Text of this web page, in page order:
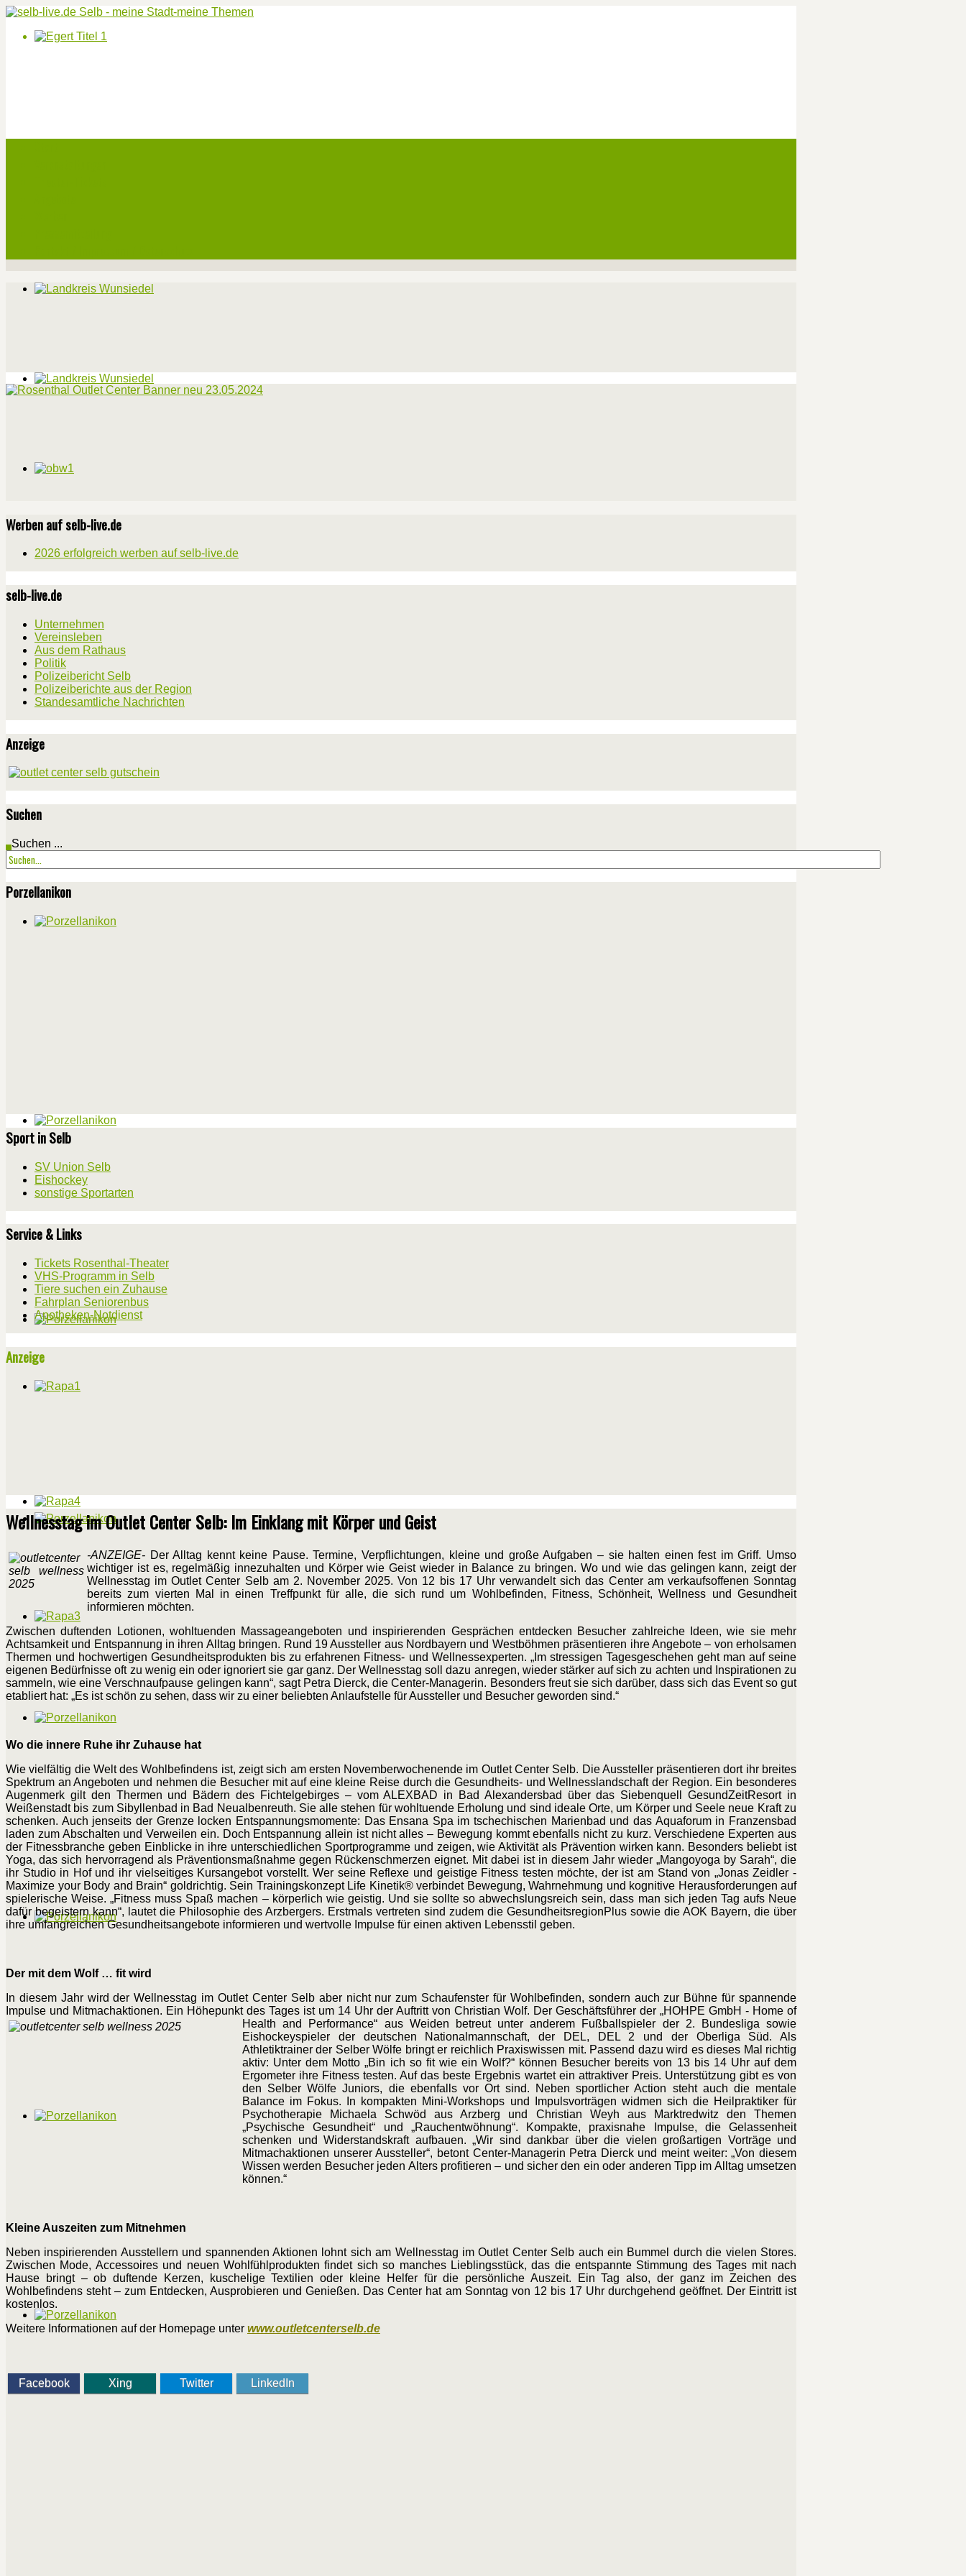
Werben auf selb-live.de
2026 erfolgreich werben auf selb-live.de
selb-live.de
Unternehmen
Vereinsleben
Aus dem Rathaus
Politik
Polizeibericht Selb
Polizeiberichte aus der Region
Standesamtliche Nachrichten
Anzeige
Suchen
Suchen ...
Porzellanikon
Sport in Selb
SV Union Selb
Eishockey
sonstige Sportarten
Service & Links
Tickets Rosenthal-Theater
VHS-Programm in Selb
Tiere suchen ein Zuhause
Fahrplan Seniorenbus
Apotheken-Notdienst
Anzeige
Wellnesstag im Outlet Center Selb: Im Einklang mit Körper und Geist
-ANZEIGE- Der Alltag kennt keine Pause. Termine, Verpflichtungen, kleine und große Aufgaben – sie halten einen fest im Griff. Umso
wichtiger ist es, regelmäßig innezuhalten und Körper wie Geist wieder in Balance zu bringen. Wo und wie das gelingen kann, zeigt der
Wellnesstag im Outlet Center Selb am 2. November 2025. Von 12 bis 17 Uhr verwandelt sich das Center am verkaufsoffenen Sonntag
bereits zum vierten Mal in einen Treffpunkt für alle, die sich rund um Wohlbefinden, Fitness, Schönheit, Wellness und Gesundheit
informieren möchten.
Zwischen duftenden Lotionen, wohltuenden Massageangeboten und inspirierenden Gesprächen entdecken Besucher zahlreiche Ideen, wie sie mehr
Achtsamkeit und Entspannung in ihren Alltag bringen. Rund 19 Aussteller aus Nordbayern und Westböhmen präsentieren ihre Angebote – von erholsamen
Thermen und hochwertigen Gesundheitsprodukten bis zu erfahrenen Fitness- und Wellnessexperten. „Im stressigen Tagesgeschehen geht man auf seine
eigenen Bedürfnisse oft zu wenig ein oder ignoriert sie gar ganz. Der Wellnesstag soll dazu anregen, wieder stärker auf sich zu achten und Inspirationen zu
sammeln, wie eine Verschnaufpause gelingen kann“, sagt Petra Dierck, die Center-Managerin. Besonders freut sie sich darüber, dass sich das Event so gut
etabliert hat: „Es ist schön zu sehen, dass wir zu einer beliebten Anlaufstelle für Aussteller und Besucher geworden sind.“
Wo die innere Ruhe ihr Zuhause hat
Wie vielfältig die Welt des Wohlbefindens ist, zeigt sich am ersten Novemberwochenende im Outlet Center Selb. Die Aussteller präsentieren dort ihr breites
Spektrum an Angeboten und nehmen die Besucher mit auf eine kleine Reise durch die Gesundheits- und Wellnesslandschaft der Region. Ein besonderes
Augenmerk gilt den Thermen und Bädern des Fichtelgebirges – vom ALEXBAD in Bad Alexandersbad über das Siebenquell GesundZeitResort in
Weißenstadt bis zum Sibyllenbad in Bad Neualbenreuth. Sie alle stehen für wohltuende Erholung und sind ideale Orte, um Körper und Seele neue Kraft zu
schenken. Auch jenseits der Grenze locken Entspannungsmomente: Das Ensana Spa im tschechischen Marienbad und das Aquaforum in Franzensbad
laden zum Abschalten und Verweilen ein. Doch Entspannung allein ist nicht alles – Bewegung kommt ebenfalls nicht zu kurz. Verschiedene Experten aus
der Fitnessbranche geben Einblicke in ihre unterschiedlichen Sportprogramme und zeigen, wie Aktivität als Prävention wirken kann. Besonders beliebt ist
Yoga, das sich hervorragend als Präventionsmaßnahme gegen Rückenschmerzen eignet. Mit dabei ist in diesem Jahr wieder „Mangoyoga by Sarah“, die
ihr Studio in Hof und ihr vielseitiges Kursangebot vorstellt. Wer seine Reflexe und geistige Fitness testen möchte, der ist am Stand von „Jonas Zeidler -
Maximize your Body and Brain“ goldrichtig. Sein Trainingskonzept Life Kinetik® verbindet Bewegung, Wahrnehmung und kognitive Herausforderungen auf
spielerische Weise. „Fitness muss Spaß machen – körperlich wie geistig. Und sie sollte so abwechslungsreich sein, dass man sich jeden Tag aufs Neue
dafür begeistern kann“, lautet die Philosophie des Arzbergers. Erstmals vertreten sind zudem die GesundheitsregionPlus sowie die AOK Bayern, die über
ihre umfangreichen Gesundheitsangebote informieren und wertvolle Impulse für einen aktiven Lebensstil geben.
Der mit dem Wolf … fit wird
In diesem Jahr wird der Wellnesstag im Outlet Center Selb aber nicht nur zum Schaufenster für Wohlbefinden, sondern auch zur Bühne für spannende
Impulse und Mitmachaktionen. Ein Höhepunkt des Tages ist um 14 Uhr der Auftritt von Christian Wolf. Der Geschäftsführer der „HOHPE GmbH - Home of
Health and Performance“ aus Weiden betreut unter anderem Fußballspieler der 2. Bundesliga sowie
Eishockeyspieler der deutschen Nationalmannschaft, der DEL, DEL 2 und der Oberliga Süd. Als
Athletiktrainer der Selber Wölfe bringt er reichlich Praxiswissen mit. Passend dazu wird es dieses Mal richtig
aktiv: Unter dem Motto „Bin ich so fit wie ein Wolf?“ können Besucher bereits von 13 bis 14 Uhr auf dem
Ergometer ihre Fitness testen. Auf das beste Ergebnis wartet ein attraktiver Preis. Unterstützung gibt es von
den Selber Wölfe Juniors, die ebenfalls vor Ort sind. Neben sportlicher Action steht auch die mentale
Balance im Fokus. In kompakten Mini-Workshops und Impulsvorträgen widmen sich die Heilpraktiker für
Psychotherapie Michaela Schwöd aus Arzberg und Christian Weyh aus Marktredwitz den Themen
„Psychische Gesundheit“ und „Rauchentwöhnung“. Kompakte, praxisnahe Impulse, die Gelassenheit
schenken und Widerstandskraft aufbauen. „Wir sind dankbar über die vielen großartigen Vorträge und
Mitmachaktionen unserer Aussteller“, betont Center-Managerin Petra Dierck und meint weiter: „Von diesem
Wissen werden Besucher jeden Alters profitieren – und sicher den ein oder anderen Tipp im Alltag umsetzen
können.“
Kleine Auszeiten zum Mitnehmen
Neben inspirierenden Ausstellern und spannenden Aktionen lohnt sich am Wellnesstag im Outlet Center Selb auch ein Bummel durch die vielen Stores.
Zwischen Mode, Accessoires und neuen Wohlfühlprodukten findet sich so manches Lieblingsstück, das die entspannte Stimmung des Tages mit nach
Hause bringt – ob duftende Kerzen, kuschelige Textilien oder kleine Helfer für die persönliche Auszeit. Ein Tag also, der ganz im Zeichen des
Wohlbefindens steht – zum Entdecken, Ausprobieren und Genießen. Das Center hat am Sonntag von 12 bis 17 Uhr durchgehend geöffnet. Der Eintritt ist
kostenlos.
Weitere Informationen auf der Homepage unter www.outletcenterselb.de
Facebook Xing Twitter LinkedIn